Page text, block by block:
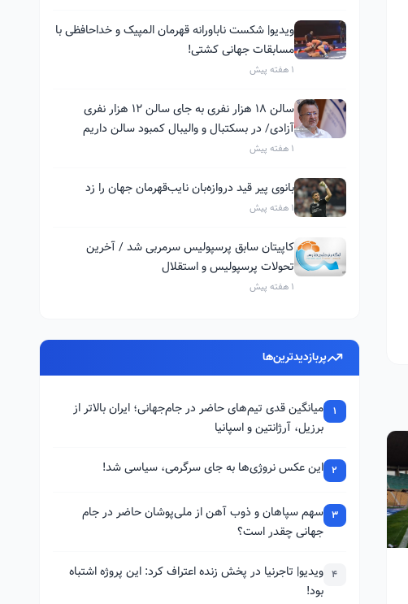
ویدیو| شکست ناباورانه قهرمان المپیک و خداحافظی با
مسابقات جهانی کشتی!
1 هفته پیش
سالن ۱۸ هزار نفری به جای سالن ۱۲ هزار نفری
آزادی/ در بسکتبال و والیبال کمبود سالن داریم
1 هفته پیش
بانوی پیر قید دروازه‌بان نایب‌قهرمان جهان را زد
1 هفته پیش
کاپیتان سابق پرسپولیس سرمربی شد / آخرین
تحولات پرسپولیس و استقلال
1 هفته پیش
پربازدیدترین‌ها
1
میانگین قدی تیم‌های حاضر در جام‌جهانی؛ ایران بالاتر از
برزیل، آرژانتین و اسپانیا
2 این عکس نروژی‌ها به جای سرگرمی، سیاسی شد!
3 سهم سپاهان و ذوب آهن از ملی‌پوشان حاضر در جام
جهانی چقدر است؟
4 ویدیو| تاجرنیا در پخش زنده اعتراف کرد: این پروژه اشتباه
بود!